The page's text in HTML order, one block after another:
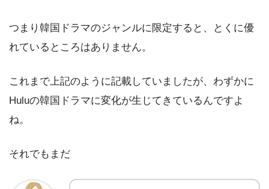
つまり韓国ドラマのジャンルに限定すると、とくに優
れているところはありません。
これまで上記のように記載していましたが、わずかに
Huluの韓国ドラマに変化が生じてきているんですよ
ね。
それでもまだ